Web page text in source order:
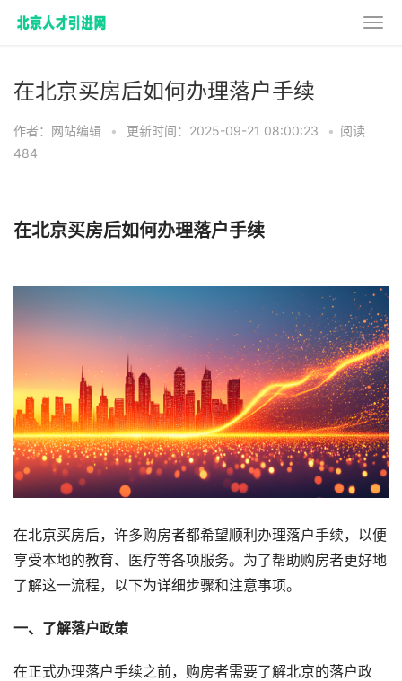
在北京买房后如何办理落户手续
作者：网站编辑 • 更新时间：2025-09-21 08:00:23 • 阅读
484
在北京买房后如何办理落户手续
在北京买房后，许多购房者都希望顺利办理落户手续，以便
享受本地的教育、医疗等各项服务。为了帮助购房者更好地
了解这一流程，以下为详细步骤和注意事项。
一、了解落户政策
在正式办理落户手续之前，购房者需要了解北京的落户政